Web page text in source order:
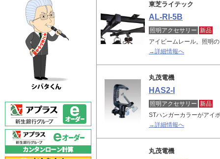
東芝ライテック
AL-RI-5B
照明アクセサリー 新品
アイビームレール。照明
→詳細情報へ
丸茂電機
HAS2-I
照明アクセサリー 新品
STハンガーカラーがアイ
→詳細情報へ
丸茂電機